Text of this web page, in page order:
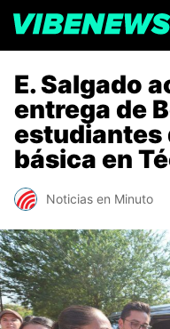
E. Salgado
entrega de
estudiantes
básica en
Noticias en Minuto